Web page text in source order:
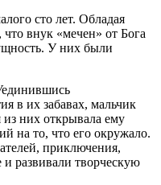
сто лет. Обладая
внук «мечен» от Бога
У них были
в их забавах, мальчик
них открывала ему
на то, что его окружало.
приключения,
и развивали творческую